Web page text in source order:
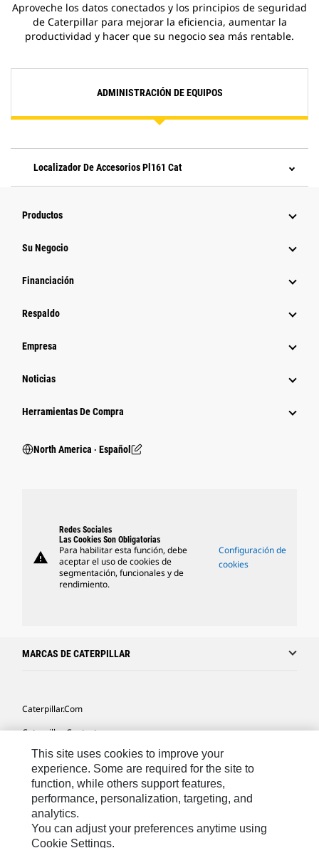
Aproveche los datos conectados y los principios de seguridad
de Caterpillar para mejorar la eficiencia, aumentar la
productividad y hacer que su negocio sea más rentable.
ADMINISTRACIÓN DE EQUIPOS
Localizador De Accesorios Pl161 Cat
Productos
Su Negocio
Financiación
Respaldo
Empresa
Noticias
Herramientas De Compra
North America ‧ Español
warning
Redes Sociales
Las Cookies Son Obligatorias
Para habilitar esta función, debe
aceptar el uso de cookies de
segmentación, funcionales y de
rendimiento.
Configuración de
cookies
MARCAS DE CATERPILLAR
Caterpillar.com
Caterpillar Contacto
Mis Preferencias De Marketing
Site Map
Cookie Settings
Legal
This site uses cookies to improve your
experience. Some are required for the site to
function, while others support features,
performance, personalization, targeting, and
analytics.
You can adjust your preferences anytime using
Cookie Settings.